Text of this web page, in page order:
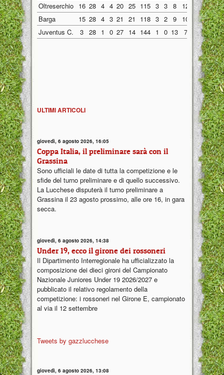
Oltreserchio 16 28 4 4 20 25 115 3 3 8 12 40 1 1
Barga
15 28 4 3 21 21 118 3 2 9 10 32 1 1
Juventus C.
3 28 1 0 27 14 144 1 0 13 7 64 0 0
ULTIMI ARTICOLI
giovedì, 6 agosto 2026, 16:05
Coppa Italia, il preliminare sarà con il
Grassina
Sono ufficiali le date di tutta la competizione e le
sfide del turno preliminare e di quello successivo.
La Lucchese disputerà il turno preliminare a
Grassina il 23 agosto prossimo, alle ore 16, in gara
secca.
giovedì, 6 agosto 2026, 14:38
Under 19, ecco il girone dei rossoneri
Il Dipartimento Interregionale ha ufficializzato la
composizione dei dieci gironi del Campionato
Nazionale Juniores Under 19 2026/2027 e
pubblicato il relativo regolamento della
competizione: i rossoneri nel Girone E, campionato
al via il 12 settembre
Tweets by gazzlucchese
giovedì, 6 agosto 2026, 13:08